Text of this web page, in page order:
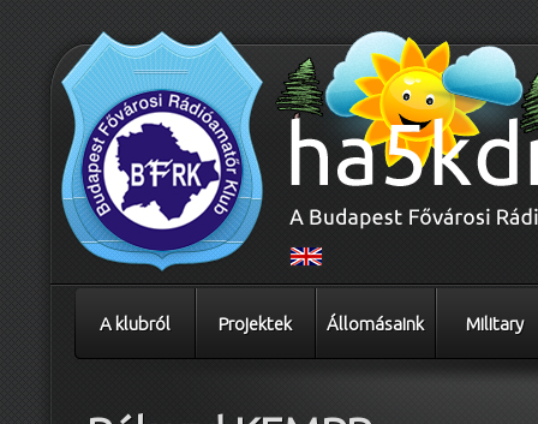
A klubról Projektek Állomásaink Military